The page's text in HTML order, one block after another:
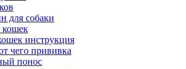
для собаки
кошек
инструкция
чего прививка
понос